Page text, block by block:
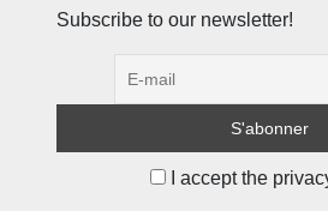
Subscribe to our newsletter!
I accept the